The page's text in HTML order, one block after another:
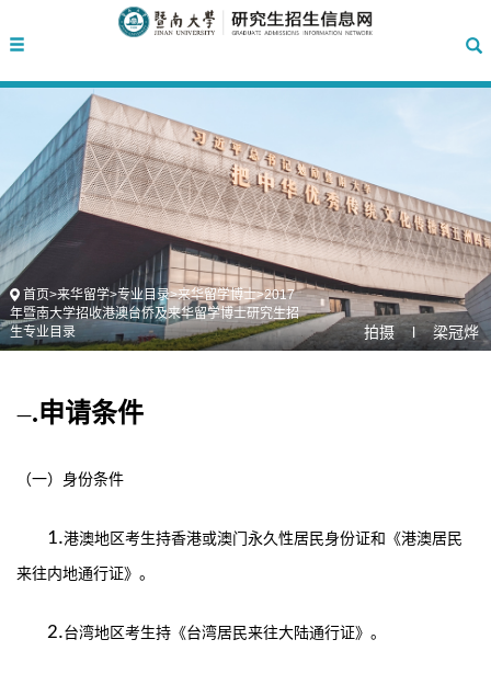
首页>来华留学>专业目录>来华留学博士>2017
年暨南大学招收港澳台侨及来华留学博士研究生招
生专业目录
拍摄 l 梁冠烨
一.申请条件
（一）身份条件
1.港澳地区考生持香港或澳门永久性居民身份证和《港澳居民
来往内地通行证》。
2.台湾地区考生持《台湾居民来往大陆通行证》。